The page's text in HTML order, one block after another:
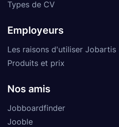
Types de CV
Employeurs
Les raisons d'utiliser Jobartis
Produits et prix
Nos amis
Jobboardfinder
Jooble